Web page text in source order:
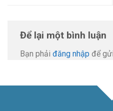
Để lại một bình luận
Bạn phải đăng nhập để